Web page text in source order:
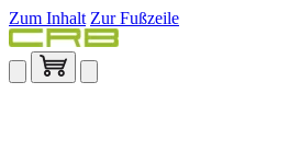
Zum Inhalt Zur Fußzeile